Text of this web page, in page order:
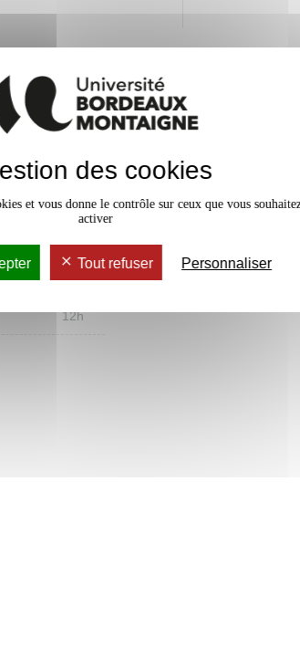
à
élaboration
12h
12h
des cookies
et vous donne le contrôle sur ceux que vous
activer
Tout refuser Personnaliser